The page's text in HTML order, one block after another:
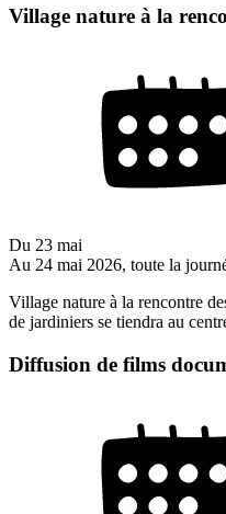
Village nature à la
Du 23 mai
Au 24 mai 2026, toute la
Village nature à la rencontre
de jardiniers se tiendra au
Diffusion de films